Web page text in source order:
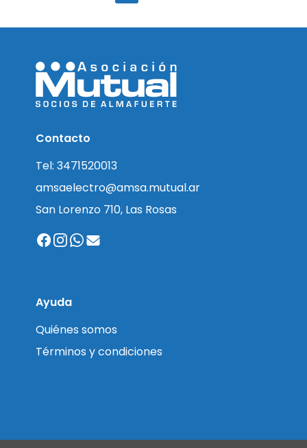
Contacto
Tel: 3471520013
amsaelectro@amsa.mutual.ar
San Lorenzo 710, Las Rosas
Ayuda
Quiénes somos
Términos y condiciones